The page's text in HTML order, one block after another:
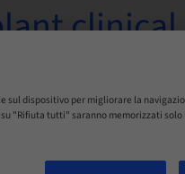
clinical
sul dispositivo per migliorare la
"Rifiuta tutti" saranno memorizzati